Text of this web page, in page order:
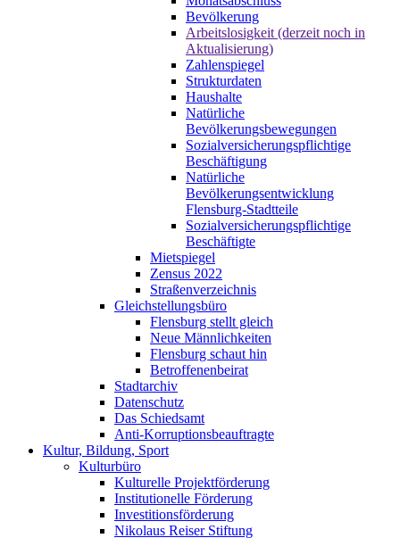
Bevölkerung
Arbeitslosigkeit (derzeit noch in
Aktualisierung)
Zahlenspiegel
Strukturdaten
Haushalte
Natürliche
Bevölkerungsbewegungen
Sozialversicherungspflichtige
Beschäftigung
Natürliche
Bevölkerungsentwicklung
Flensburg-Stadtteile
Sozialversicherungspflichtige
Beschäftigte
Mietspiegel
Zensus 2022
Straßenverzeichnis
Gleichstellungsbüro
Flensburg stellt gleich
Neue Männlichkeiten
Flensburg schaut hin
Betroffenenbeirat
Stadtarchiv
Datenschutz
Das Schiedsamt
Anti-Korruptionsbeauftragte
Kultur, Bildung, Sport
Kulturbüro
Kulturelle Projektförderung
Institutionelle Förderung
Investitionsförderung
Nikolaus Reiser Stiftung